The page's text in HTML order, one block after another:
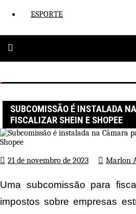
ESPORTE
SUBCOMISSÃO É INSTALADA
FISCALIZAR SHEIN E SHOPEE
21 de novembro de 2023 Marlon
Uma subcomissão para
impostos sobre empresas